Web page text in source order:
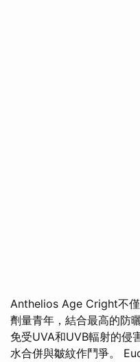
Anthelios Age Cright不
劑量青年，結合最高的防
免受UVA和UVB輻射的侵
水合併與皺紋作鬥爭。